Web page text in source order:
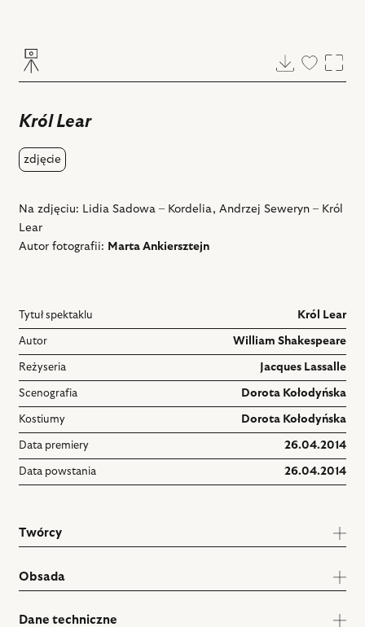
Pobierz
Dodaj
Król Lear
zdjęcie
Na zdjęciu: Lidia Sadowa – Kordelia, Andrzej Seweryn – Król
Lear
Autor fotografii: Marta Ankiersztejn
Tytuł spektaklu Król Lear
Autor William Shakespeare
Reżyseria Jacques Lassalle
Scenografia Dorota Kołodyńska
Kostiumy Dorota Kołodyńska
Data premiery 26.04.2014
Data powstania 26.04.2014
Twórcy
Obsada
Dane techniczne